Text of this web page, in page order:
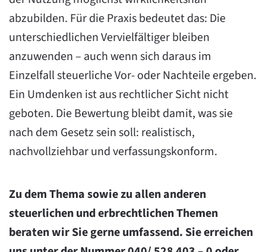
abzubilden. Für die Praxis bedeutet das: Die
unterschiedlichen Vervielfältiger bleiben
anzuwenden – auch wenn sich daraus im
Einzelfall steuerliche Vor- oder Nachteile ergeben.
Ein Umdenken ist aus rechtlicher Sicht nicht
geboten. Die Bewertung bleibt damit, was sie
nach dem Gesetz sein soll: realistisch,
nachvollziehbar und verfassungskonform.
Zu dem Thema sowie zu allen anderen
steuerlichen und erbrechtlichen Themen
beraten wir Sie gerne umfassend. Sie erreichen